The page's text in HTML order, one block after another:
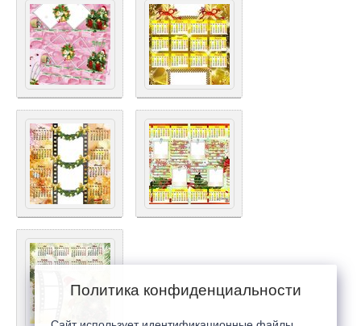
Политика конфиденциальности